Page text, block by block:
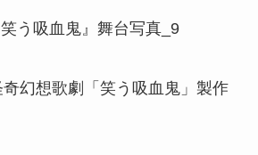
幻想歌劇「笑う吸血鬼」製作